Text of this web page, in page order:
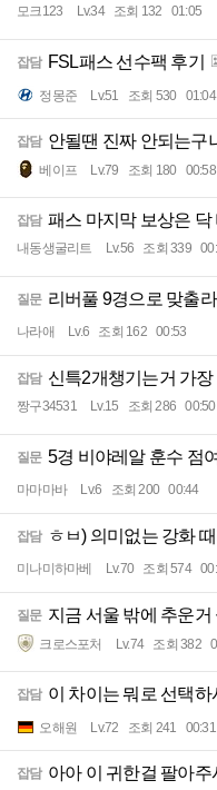
모크123 Lv.34 조회 132 01:05
잡담 FSL패스 선수팩 후기
정몽준 Lv.51 조회 530 01:04
잡담 안될땐 진짜 안되는구
베이프 Lv.79 조회 180 00:58
잡담 패스 마지막 보상은 닥
내동생굴리트 Lv.56 조회 339
질문 리버풀 9경으로 맞출
나라애 Lv.6 조회 162 00:53
잡담 신특2개챙기는거 가
짱구34531 Lv.15 조회 286 00:50
질문 5경 비야레알 훈수 점여
마마마바 Lv.6 조회 200 00:44
잡담 ㅎㅂ) 의미없는 강화
미나미하마베 Lv.70 조회 574
질문 지금 서울 밖에 추운거
크로스포처 Lv.74 조회 382
잡담 이 차이는 뭐로 선택하
오해원 Lv.72 조회 241 00:31
잡담 아아 이 귀한걸 팔아